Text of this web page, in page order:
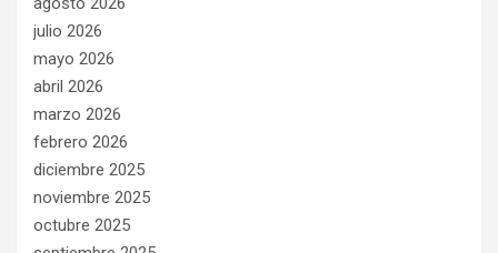
julio 2026
mayo 2026
abril 2026
marzo 2026
febrero 2026
diciembre 2025
noviembre 2025
octubre 2025